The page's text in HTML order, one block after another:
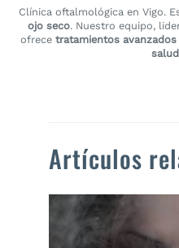
Clínica oftalmológica en Vigo.
ojo seco. Nuestro equipo,
ofrece tratamientos
Artículos